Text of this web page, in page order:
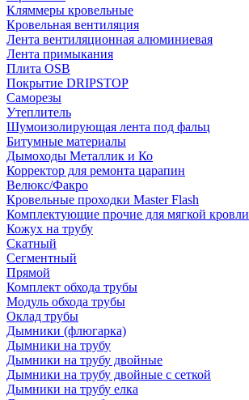
Кляммеры кровельные
Кровельная вентиляция
Лента вентиляционная алюминиевая
Лента примыкания
Плита OSB
Покрытие DRIPSTOP
Саморезы
Утеплитель
Шумоизолирующая лента под фальц
Битумные материалы
Дымоходы Металлик и Ко
Корректор для ремонта царапин
Велюкс/Факро
Кровельные проходки Master Flash
Комплектующие прочие для мягкой кровли
Кожух на трубу
Скатный
Сегментный
Прямой
Комплект обхода трубы
Модуль обхода трубы
Оклад трубы
Дымники (флюгарка)
Дымники на трубу
Дымники на трубу двoйные
Дымники на трубу двoйные с сеткой
Дымники на трубу елка